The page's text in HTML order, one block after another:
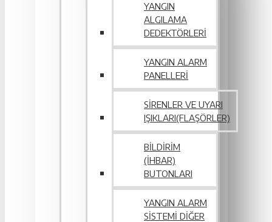
YANGIN
ALGILAMA
DEDEKTÖRLERI
YANGIN ALARM
PANELLERI
SIRENLER VE UYARI
IŞIKLARI(FLAŞÖRLER)
BILDIRIM
(İHBAR)
BUTONLARI
YANGIN ALARM
SISTEMI DIĞER